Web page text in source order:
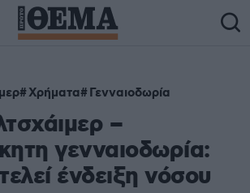
Χρήματα Γενναιοδωρία
–
γενναιοδωρία:
ένδειξη νόσου